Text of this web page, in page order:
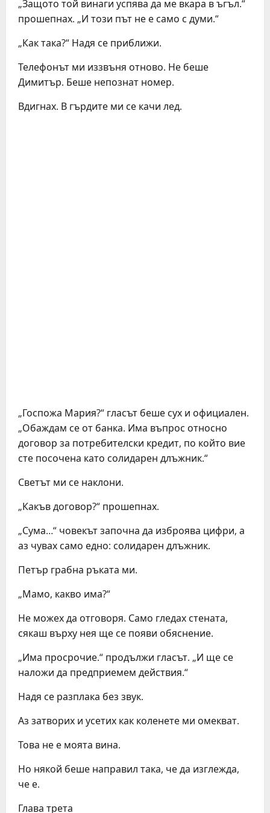
„Защото той винаги успява да ме вкара в ъгъл.“
прошепнах. „И този път не е само с думи.“
„Как така?“ Надя се приближи.
Телефонът ми иззвъня отново. Не беше
Димитър. Беше непознат номер.
Вдигнах. В гърдите ми се качи лед.
„Госпожа Мария?“ гласът беше сух и официален.
„Обаждам се от банка. Има въпрос относно
договор за потребителски кредит, по който вие
сте посочена като солидарен длъжник.“
Светът ми се наклони.
„Какъв договор?“ прошепнах.
„Сума…“ човекът започна да изброява цифри, а
аз чувах само едно: солидарен длъжник.
Петър грабна ръката ми.
„Мамо, какво има?“
Не можех да отговоря. Само гледах стената,
сякаш върху нея ще се появи обяснение.
„Има просрочие.“ продължи гласът. „И ще се
наложи да предприемем действия.“
Надя се разплака без звук.
Аз затворих и усетих как коленете ми омекват.
Това не е моята вина.
Но някой беше направил така, че да изглежда,
че е.
Глава трета